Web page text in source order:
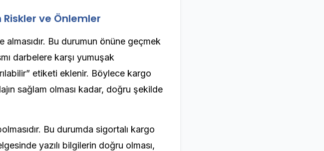
ve Önlemler
almasıdır. Bu durumun önüne geçmek
darbelere karşı yumuşak
etiketi eklenir. Böylece kargo
sağlam olması kadar, doğru şekilde
Bu durumda sigortalı kargo
yazılı bilgilerin doğru olması,